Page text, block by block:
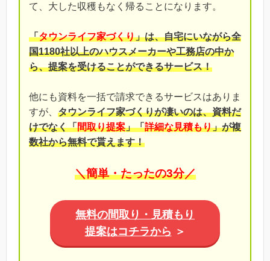
て、大した収穫もなく帰ることになります。
「タウンライフ家づくり」は、自宅にいながら全
国1180社以上のハウスメーカーや工務店の中か
ら、提案を受けることができるサービス！
他にも資料を一括で請求できるサービスはありま
すが、 タウンライフ家づくりが凄いのは、資料だ
けでなく「間取り提案」「詳細な見積もり」が複
数社から無料で貰えます！
＼簡単・たったの3分／
無料の間取り・見積もり
提案はコチラから ＞